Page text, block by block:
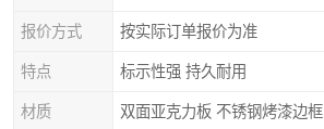
报价方式 按实际订单报价为准
特点 标示性强 持久耐用
材质 双面亚克力板 不锈钢烤漆边框